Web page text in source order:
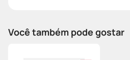
Você também pode gostar